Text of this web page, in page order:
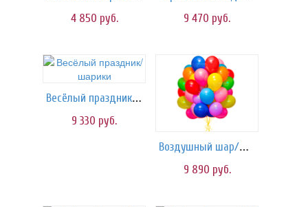
4 850 руб. 9 470 руб.
Весёлый праздник/шарики
9 330 руб.
Воздушный шар/шарики
9 890 руб.